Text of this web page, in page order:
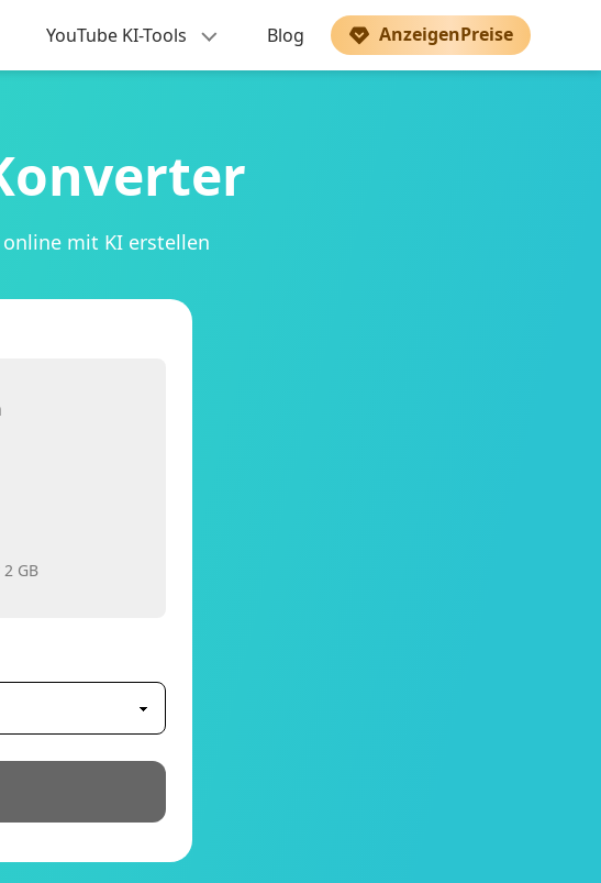
YouTube KI-Tools Blog AnzeigenPreise
online mit KI erstellen
GB